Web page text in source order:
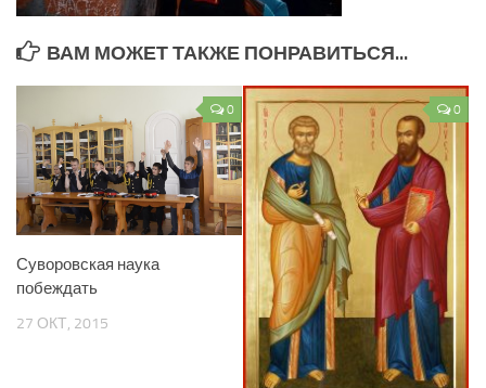
ВАМ МОЖЕТ ТАКЖЕ ПОНРАВИТЬСЯ...
0
Суворовская наука
побеждать
27 ОКТ, 2015
0